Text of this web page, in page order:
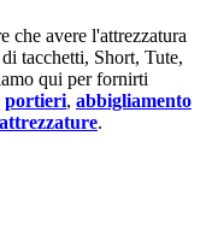
che avere l'attrezzatura
tacchetti, Short, Tute,
qui per fornirti
portieri, abbigliamento
attrezzature.